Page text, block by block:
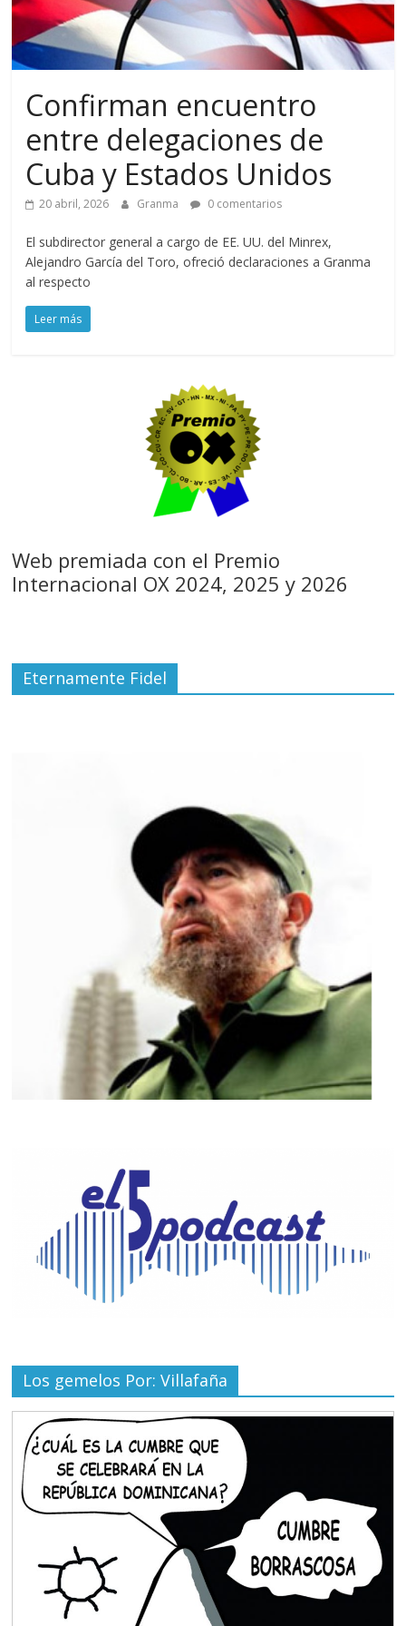
Confirman encuentro
entre delegaciones de
Cuba y Estados Unidos
20 abril, 2026 Granma 0 comentarios
El subdirector general a cargo de EE. UU. del Minrex,
Alejandro García del Toro, ofreció declaraciones a Granma
al respecto
Leer más
Web premiada con el Premio
Internacional OX 2024, 2025 y 2026
Eternamente Fidel
Los gemelos Por: Villafaña